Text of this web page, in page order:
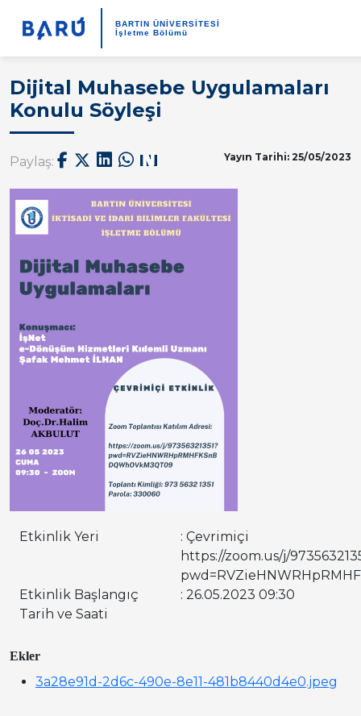
BARTIN ÜNİVERSİTESİ
İşletme Bölümü
Dijital Muhasebe Uygulamaları
Konulu Söyleşi
Paylaş: Yayın Tarihi: 25/05/2023
Etkinlik Yeri
: Çevrimiçi
https://zoom.us/j/
Etkinlik Başlangıç
Tarih ve Saati
: 26.05.2023 09:30
Ekler
3a28e91d-2d6c-490e-8e11-481b8440d4e0.jpeg